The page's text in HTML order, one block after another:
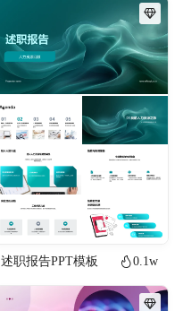
述职报告PPT模板 0.1w